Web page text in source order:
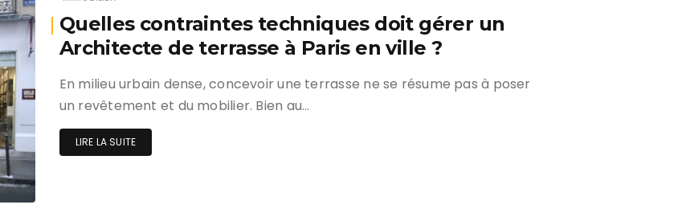
Quelles contraintes techniques doit gérer un
Architecte de terrasse à Paris en ville ?
En milieu urbain dense, concevoir une terrasse ne se résume pas à poser
un revêtement et du mobilier. Bien au…
LIRE LA SUITE